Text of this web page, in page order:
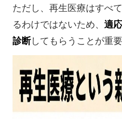
ただし、再生医療はすべ
るわけではないため、 適
診断してもらうことが重要